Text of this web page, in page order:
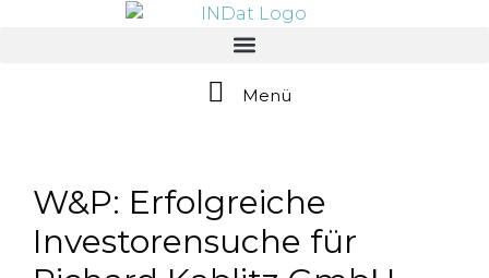
Menü
W&P: Erfolgreiche
Investorensuche für